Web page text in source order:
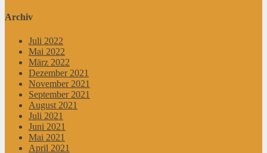
Archiv
Juli 2022
Mai 2022
März 2022
Dezember 2021
November 2021
September 2021
August 2021
Juli 2021
Juni 2021
Mai 2021
April 2021